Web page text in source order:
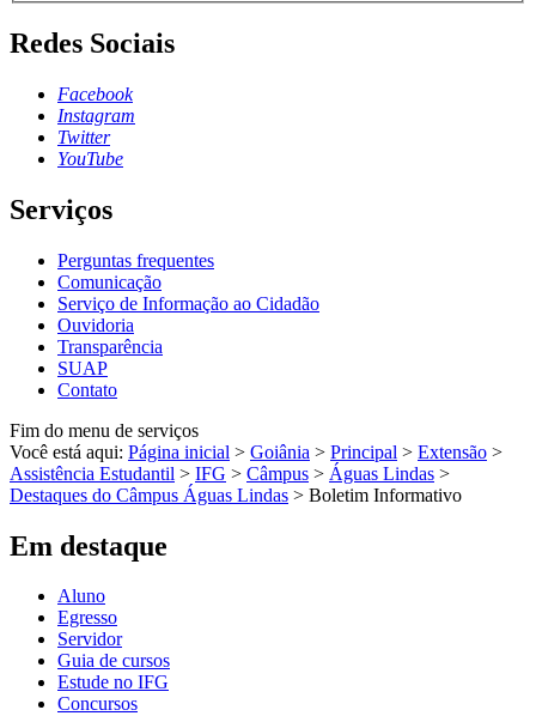
Redes Sociais
Facebook
Instagram
Twitter
YouTube
Serviços
Perguntas frequentes
Comunicação
Serviço de Informação ao Cidadão
Ouvidoria
Transparência
SUAP
Contato
Fim do menu de serviços
Você está aqui: Página inicial > Goiânia > Principal > Extensão >
Assistência Estudantil > IFG > Câmpus > Águas Lindas >
Destaques do Câmpus Águas Lindas > Boletim Informativo
Em destaque
Aluno
Egresso
Servidor
Guia de cursos
Estude no IFG
Concursos